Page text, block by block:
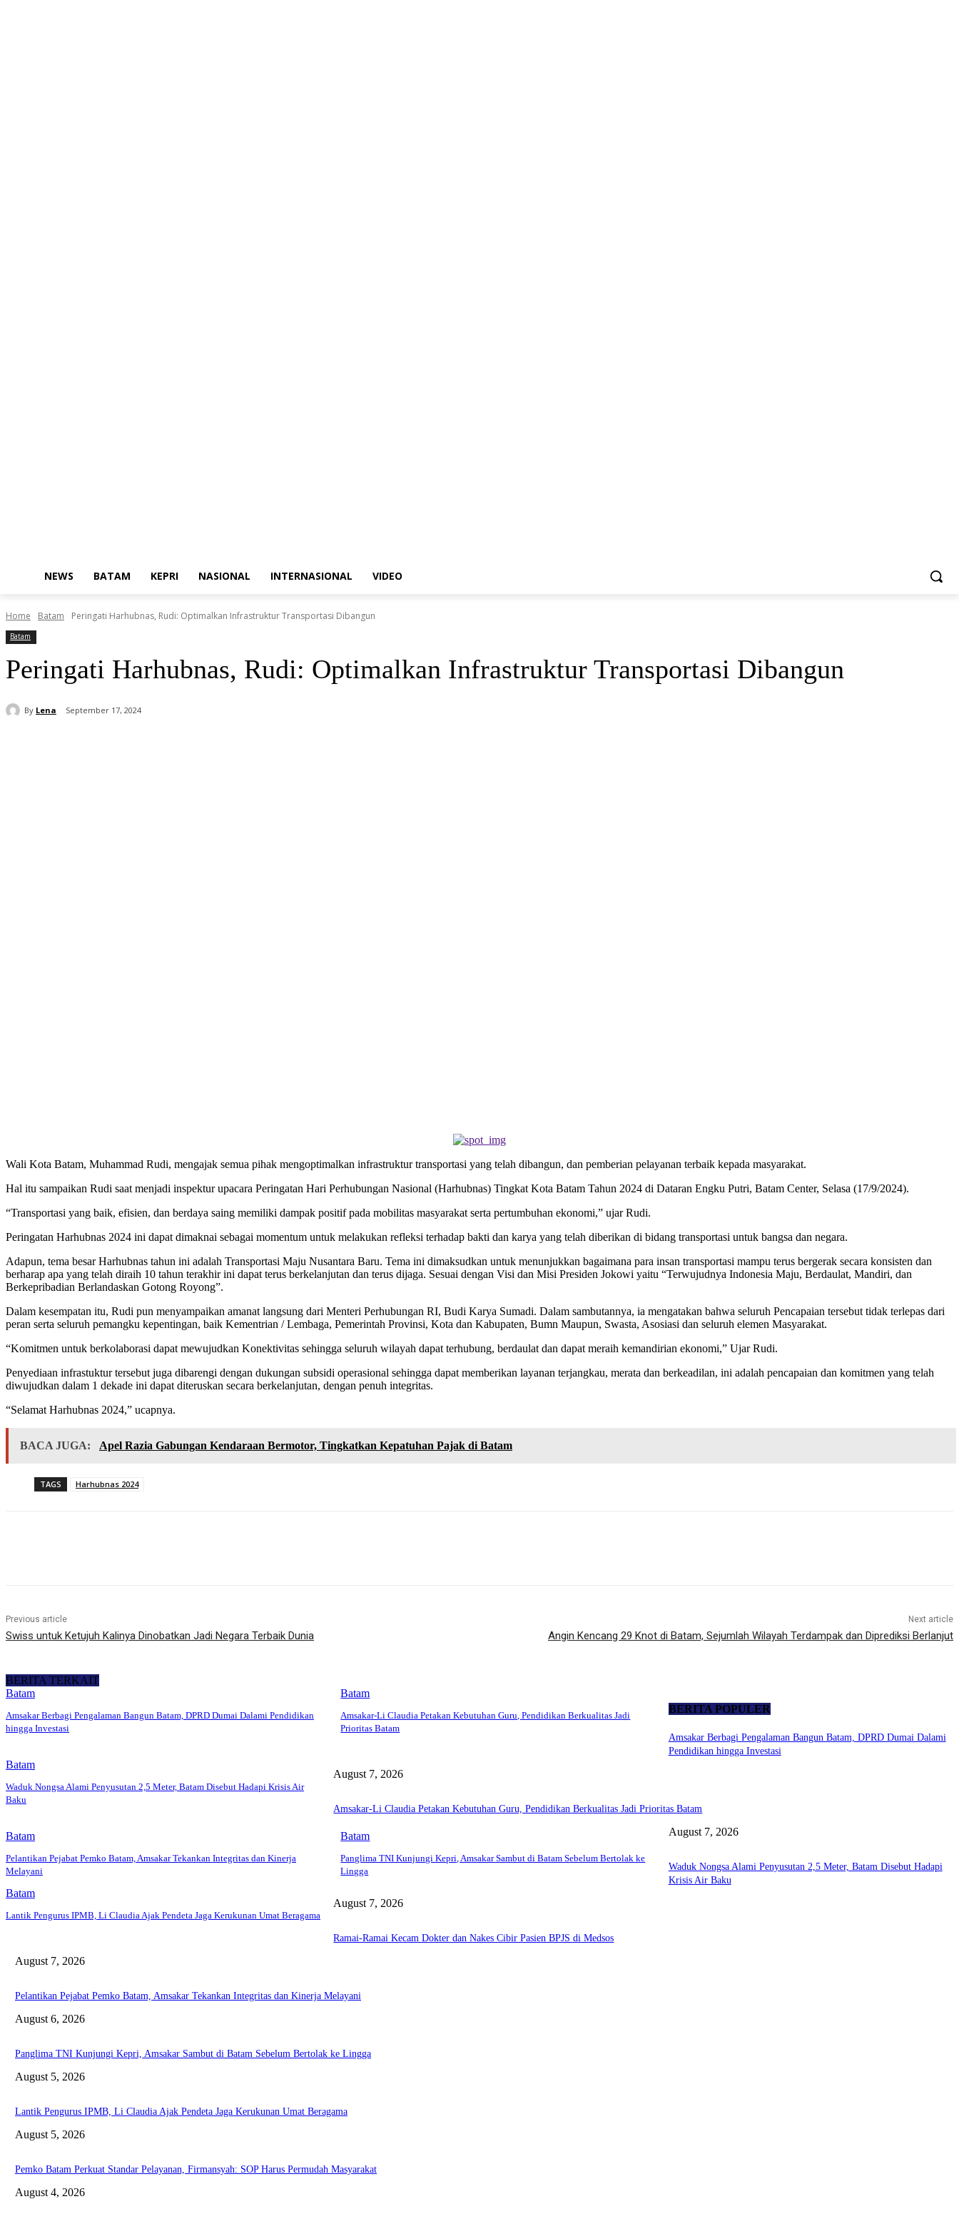
NEWS BATAM KEPRI NASIONAL INTERNASIONAL VIDEO
Home Batam Peringati Harhubnas, Rudi: Optimalkan Infrastruktur Transportasi Dibangun
Batam
Peringati Harhubnas, Rudi: Optimalkan Infrastruktur Transportasi Dibangun
By Lena September 17, 2024
Wali Kota Batam, Muhammad Rudi, mengajak semua pihak mengoptimalkan infrastruktur transportasi yang telah dibangun, dan pemberian pelayanan terbaik kepada masyarakat.
Hal itu sampaikan Rudi saat menjadi inspektur upacara Peringatan Hari Perhubungan Nasional (Harhubnas) Tingkat Kota Batam Tahun 2024 di Dataran Engku Putri, Batam Center, Selasa (17/9/2024).
“Transportasi yang baik, efisien, dan berdaya saing memiliki dampak positif pada mobilitas masyarakat serta pertumbuhan ekonomi,” ujar Rudi.
Peringatan Harhubnas 2024 ini dapat dimaknai sebagai momentum untuk melakukan refleksi terhadap bakti dan karya yang telah diberikan di bidang transportasi untuk bangsa dan negara.
Adapun, tema besar Harhubnas tahun ini adalah Transportasi Maju Nusantara Baru. Tema ini dimaksudkan untuk menunjukkan bagaimana para insan transportasi mampu terus bergerak secara konsisten dan
berharap apa yang telah diraih 10 tahun terakhir ini dapat terus berkelanjutan dan terus dijaga. Sesuai dengan Visi dan Misi Presiden Jokowi yaitu “Terwujudnya Indonesia Maju, Berdaulat, Mandiri, dan
Berkepribadian Berlandaskan Gotong Royong”.
Dalam kesempatan itu, Rudi pun menyampaikan amanat langsung dari Menteri Perhubungan RI, Budi Karya Sumadi. Dalam sambutannya, ia mengatakan bahwa seluruh Pencapaian tersebut tidak terlepas dari
peran serta seluruh pemangku kepentingan, baik Kementrian / Lembaga, Pemerintah Provinsi, Kota dan Kabupaten, Bumn Maupun, Swasta, Asosiasi dan seluruh elemen Masyarakat.
“Komitmen untuk berkolaborasi dapat mewujudkan Konektivitas sehingga seluruh wilayah dapat terhubung, berdaulat dan dapat meraih kemandirian ekonomi,” Ujar Rudi.
Penyediaan infrastuktur tersebut juga dibarengi dengan dukungan subsidi operasional sehingga dapat memberikan layanan terjangkau, merata dan berkeadilan, ini adalah pencapaian dan komitmen yang telah
diwujudkan dalam 1 dekade ini dapat diteruskan secara berkelanjutan, dengan penuh integritas.
“Selamat Harhubnas 2024,” ucapnya.
BACA JUGA: Apel Razia Gabungan Kendaraan Bermotor, Tingkatkan Kepatuhan Pajak di Batam
TAGS Harhubnas 2024
Previous article
Swiss untuk Ketujuh Kalinya Dinobatkan Jadi Negara Terbaik Dunia
Next article
Angin Kencang 29 Knot di Batam, Sejumlah Wilayah Terdampak dan Diprediksi Berlanjut
BERITA TERKAIT
Batam
Amsakar Berbagi Pengalaman Bangun Batam, DPRD Dumai Dalami Pendidikan
hingga Investasi
Batam
Amsakar-Li Claudia Petakan Kebutuhan Guru, Pendidikan Berkualitas Jadi
Prioritas Batam
Batam
Waduk Nongsa Alami Penyusutan 2,5 Meter, Batam Disebut Hadapi Krisis Air
Baku
Batam
Pelantikan Pejabat Pemko Batam, Amsakar Tekankan Integritas dan Kinerja
Melayani
Batam
Panglima TNI Kunjungi Kepri, Amsakar Sambut di Batam Sebelum Bertolak ke
Lingga
Batam
Lantik Pengurus IPMB, Li Claudia Ajak Pendeta Jaga Kerukunan Umat Beragama
BERITA POPULER
Amsakar Berbagi Pengalaman Bangun Batam, DPRD Dumai Dalami
Pendidikan hingga Investasi
August 7, 2026
Amsakar-Li Claudia Petakan Kebutuhan Guru, Pendidikan Berkualitas Jadi Prioritas Batam
August 7, 2026
Waduk Nongsa Alami Penyusutan 2,5 Meter, Batam Disebut Hadapi
Krisis Air Baku
August 7, 2026
Ramai-Ramai Kecam Dokter dan Nakes Cibir Pasien BPJS di Medsos
August 7, 2026
Pelantikan Pejabat Pemko Batam, Amsakar Tekankan Integritas dan Kinerja Melayani
August 6, 2026
Panglima TNI Kunjungi Kepri, Amsakar Sambut di Batam Sebelum Bertolak ke Lingga
August 5, 2026
Lantik Pengurus IPMB, Li Claudia Ajak Pendeta Jaga Kerukunan Umat Beragama
August 5, 2026
Pemko Batam Perkuat Standar Pelayanan, Firmansyah: SOP Harus Permudah Masyarakat
August 4, 2026